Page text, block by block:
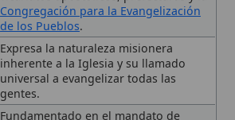
en el mandato de
a sus discípulos (Mateo
20) y laevangelizaciónde la
primitiva.
de los pueblos no